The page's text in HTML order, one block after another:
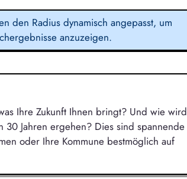
den Radius dynamisch angepasst, um
anzuzeigen.
Ihre Zukunft Ihnen bringt? Und wie wird
Jahren ergehen? Dies sind spannende
oder Ihre Kommune bestmöglich auf